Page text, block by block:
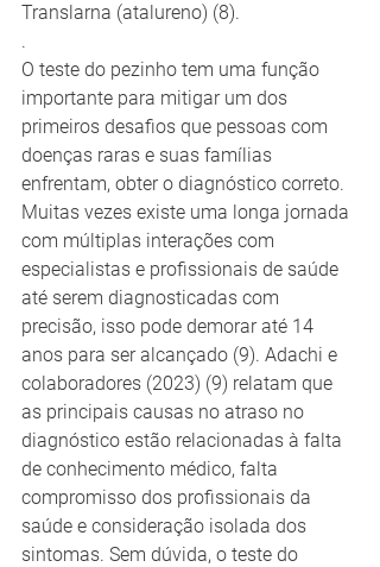
Translarna (atalureno) (8).
.
O teste do pezinho tem uma função
importante para mitigar um dos
primeiros desafios que pessoas com
doenças raras e suas famílias
enfrentam, obter o diagnóstico correto.
Muitas vezes existe uma longa jornada
com múltiplas interações com
especialistas e profissionais de saúde
até serem diagnosticadas com
precisão, isso pode demorar até 14
anos para ser alcançado (9). Adachi e
colaboradores (2023) (9) relatam que
as principais causas no atraso no
diagnóstico estão relacionadas à falta
de conhecimento médico, falta
compromisso dos profissionais da
saúde e consideração isolada dos
sintomas. Sem dúvida, o teste do